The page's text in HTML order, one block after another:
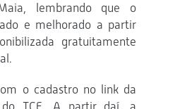
lembrando que o
e melhorado a partir
gratuitamente
o cadastro no link da